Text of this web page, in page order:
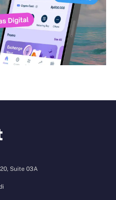
Suite 03A